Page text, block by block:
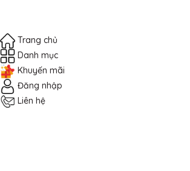
Trang chủ
Danh mục
Khuyến mãi
Đăng nhập
Liên hệ